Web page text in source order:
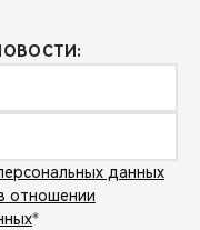
данных
отношении
*